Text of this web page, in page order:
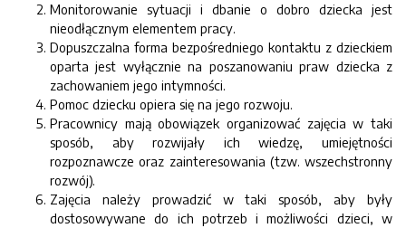
Monitorowanie sytuacji i dbanie o dobro dziecka jest
nieodłącznym elementem pracy.
Dopuszczalna forma bezpośredniego kontaktu z dzieckiem
oparta jest wyłącznie na poszanowaniu praw dziecka z
zachowaniem jego intymności.
Pomoc dziecku opiera się na jego rozwoju.
Pracownicy mają obowiązek organizować zajęcia w taki
sposób, aby rozwijały ich wiedzę, umiejętności
rozpoznawcze oraz zainteresowania (tzw. wszechstronny
rozwój).
Zajęcia należy prowadzić w taki sposób, aby były
dostosowywane do ich potrzeb i możliwości dzieci, w